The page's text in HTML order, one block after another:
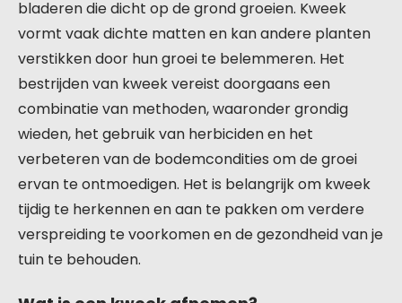
bladeren die dicht op de grond groeien. Kweek
vormt vaak dichte matten en kan andere planten
verstikken door hun groei te belemmeren. Het
bestrijden van kweek vereist doorgaans een
combinatie van methoden, waaronder grondig
wieden, het gebruik van herbiciden en het
verbeteren van de bodemcondities om de groei
ervan te ontmoedigen. Het is belangrijk om kweek
tijdig te herkennen en aan te pakken om verdere
verspreiding te voorkomen en de gezondheid van je
tuin te behouden.